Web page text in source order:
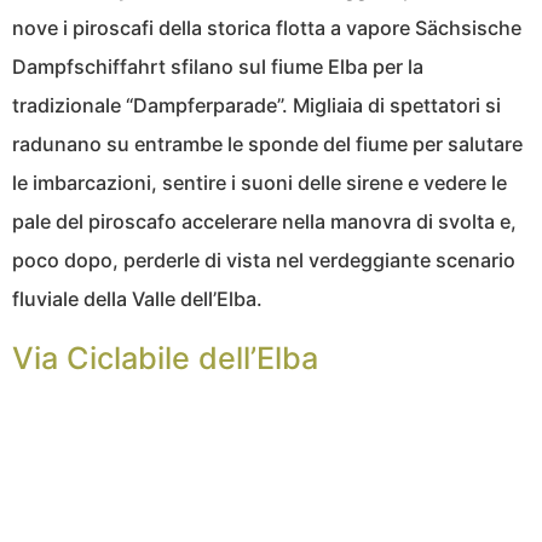
nove i piroscafi della storica flotta a vapore Sächsische
Dampfschiffahrt sfilano sul fiume Elba per la
tradizionale “Dampferparade”. Migliaia di spettatori si
radunano su entrambe le sponde del fiume per salutare
le imbarcazioni, sentire i suoni delle sirene e vedere le
pale del piroscafo accelerare nella manovra di svolta e,
poco dopo, perderle di vista nel verdeggiante scenario
fluviale della Valle dell’Elba.
Via Ciclabile dell’Elba